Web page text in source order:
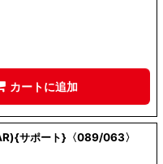
カートに追加
サポート}〈089/063〉